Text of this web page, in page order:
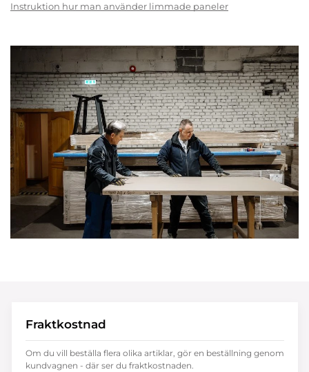
Instruktion hur man använder limmade paneler
Fraktkostnad
Om du vill beställa flera olika artiklar, gör en beställning genom
kundvagnen - där ser du fraktkostnaden.